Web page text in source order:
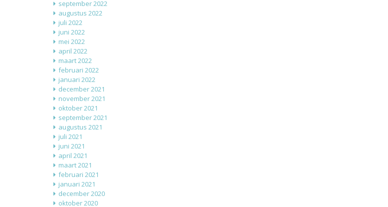
september 2022
augustus 2022
juli 2022
juni 2022
mei 2022
april 2022
maart 2022
februari 2022
januari 2022
december 2021
november 2021
oktober 2021
september 2021
augustus 2021
juli 2021
juni 2021
april 2021
maart 2021
februari 2021
januari 2021
december 2020
oktober 2020